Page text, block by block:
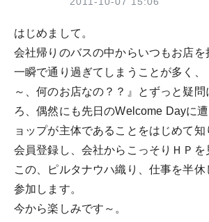
ン
はじめまして。
会社帰りのバスの中からいつもお店を
一瞬で通り過ぎてしまうことが多く、
～、何のお店なの？？』とずっと疑問
ろ、偶然にも先日のWelcome Dayに
ョップが主体であることをはじめて知
会員登録し、会社からこっそりＨＰを
この、ピルタナウハ織り、仕事を半休
参加します。
今から楽しみです～。